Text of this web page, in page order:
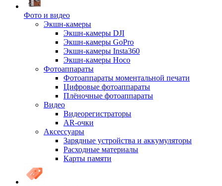
Фото и видео
Экшн-камеры
Экшн-камеры DJI
Экшн-камеры GoPro
Экшн-камеры Insta360
Экшн-камеры Hoco
Фотоаппараты
Фотоаппараты моментальной печати
Цифровые фотоаппараты
Плёночные фотоаппараты
Видео
Видеорегистраторы
AR-очки
Аксессуары
Зарядные устройства и аккумуляторы
Расходные материалы
Карты памяти